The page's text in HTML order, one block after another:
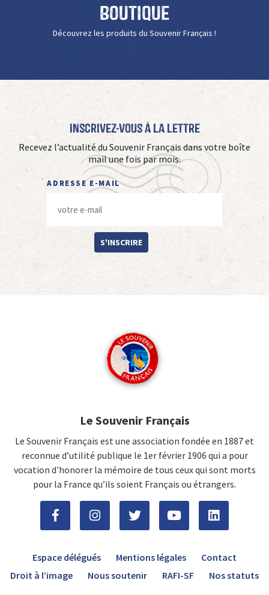
Boutique
Découvrez les produits du Souvenir Français !
Inscrivez-vous à La Lettre
Recevez l’actualité du Souvenir Français dans votre boîte
mail une fois par mois.
ADRESSE E-MAIL
S'INSCRIRE
Le Souvenir Français
Le Souvenir Français est une association fondée en 1887 et
reconnue d’utilité publique le 1er février 1906 qui a pour
vocation d'honorer la mémoire de tous ceux qui sont morts
pour la France qu’ils soient Français ou étrangers.
Espace délégués Mentions légales
Contact
Droit à l’image
Nous soutenir RAFI-SF Nos statuts